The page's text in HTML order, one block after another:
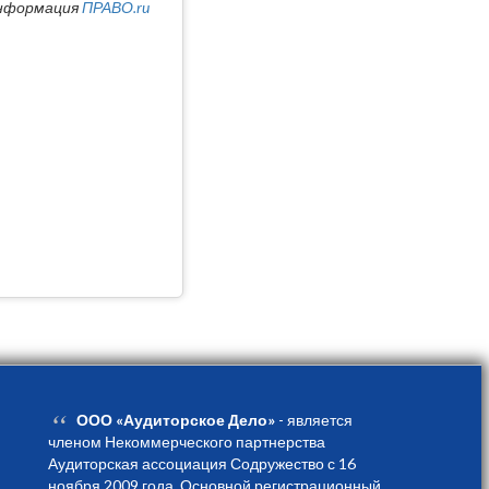
ПРАВО.ru
“ ООО «Аудиторское Дело» - является
членом Некоммерческого партнерства
Аудиторская ассоциация Содружество с 16
ноября 2009 года. Основной регистрационный